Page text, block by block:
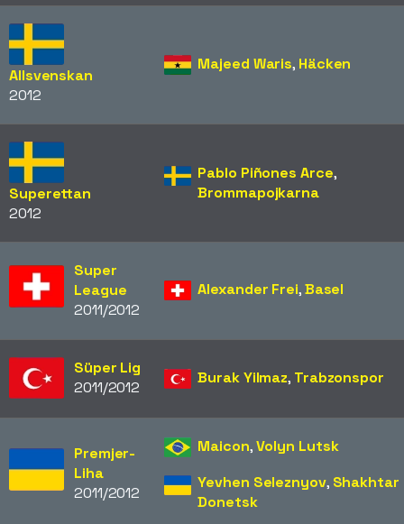
Allsvenskan
2012
Majeed Waris, Häcken
Superettan
2012
Pablo Piñones Arce,
Brommapojkarna
Super
League
2011/2012
Alexander Frei,Basel
Süper Lig
2011/2012
Burak Yilmaz, Trabzonspor
Premjer-
Liha
2011/2012
Maicon,Volyn Lutsk
Yevhen Seleznyov, Shakhtar
Donetsk